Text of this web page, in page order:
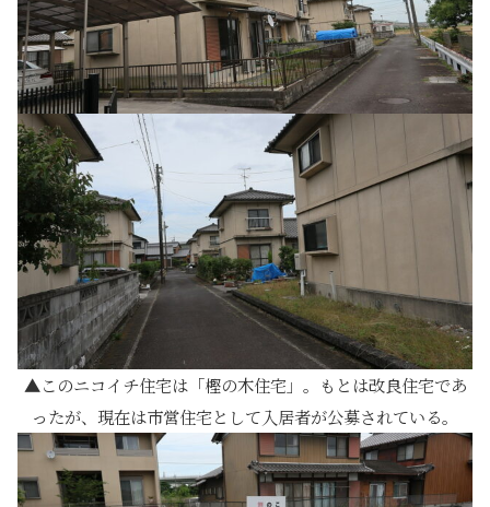
このニコイチ住宅は「樫の木住宅」。もとは改良住宅であ
ったが、現在は市営住宅として入居者が公募されている。